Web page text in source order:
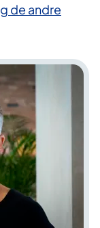
de andre